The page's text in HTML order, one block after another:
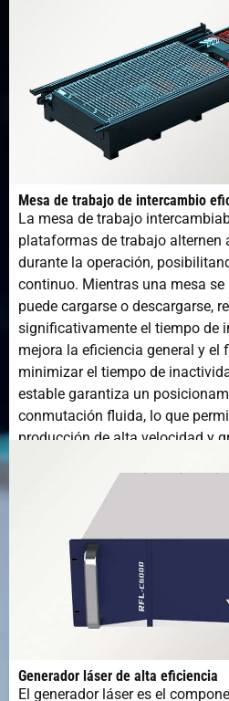
Mesa de trabajo de intercambio
La mesa de trabajo
plataformas de trabajo alternen
durante la operación,
continuo. Mientras una mesa
puede cargarse o descargarse,
significativamente el tiempo de
mejora la eficiencia general y el
minimizar el tiempo de
estable garantiza un
conmutación fluida, lo que
producción de alta velocidad y
Generador láser de alta eficiencia
El generador láser es el